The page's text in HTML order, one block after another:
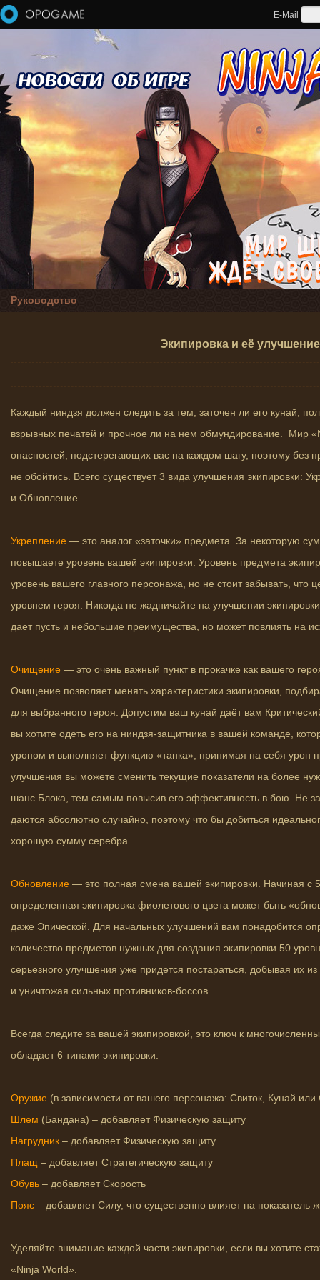
Перейти к основному содержанию
E-Mail
Руководство
Экипировка и её улучшение
Каждый ниндзя должен следить за тем, заточен ли его кунай,
взрывных печатей и прочное ли на нем обмундирование. Мир
опасностей, подстерегающих вас на каждом шагу, поэтому без
не обойтись. Всего существует 3 вида улучшения экипировки:
и Обновление.
Укрепление — это аналог «заточки» предмета. За некоторую
повышаете уровень вашей экипировки. Уровень предмета
уровень вашего главного персонажа, но не стоит забывать, что
уровнем героя. Никогда не жадничайте на улучшении
дает пусть и небольшие преимущества, но может повлиять на
Очищение — это очень важный пункт в прокачке как вашего
Очищение позволяет менять характеристики экипировки,
для выбранного героя. Допустим ваш кунай даёт вам
вы хотите одеть его на ниндзя-защитника в вашей команде,
уроном и выполняет функцию «танка», принимая на себя урон
улучшения вы можете сменить текущие показатели на более
шанс Блока, тем самым повысив его эффективность в бою. Не
даются абсолютно случайно, поэтому что бы добиться
хорошую сумму серебра.
Обновление — это полная смена вашей экипировки. Начиная с
определенная экипировка фиолетового цвета может быть
даже Эпической. Для начальных улучшений вам понадобится
количество предметов нужных для создания экипировки 50
серьезного улучшения уже придется постараться, добывая их
и уничтожая сильных противников-боссов.
Всегда следите за вашей экипировкой, это ключ к
обладает 6 типами экипировки:
Оружие (в зависимости от вашего персонажа: Свиток, Кунай
Шлем (Бандана) – добавляет Физическую защиту
Нагрудник – добавляет Физическую защиту
Плащ – добавляет Стратегическую защиту
Обувь – добавляет Скорость
Пояс – добавляет Силу, что существенно влияет на показатель
Уделяйте внимание каждой части экипировки, если вы хотите
«Ninja World».